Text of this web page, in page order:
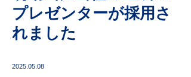
プレゼンターが採用さ
れました
2025.05.08